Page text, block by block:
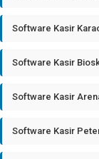
Software Kasir
Software Kasir
Software Kasir
Software Kasir